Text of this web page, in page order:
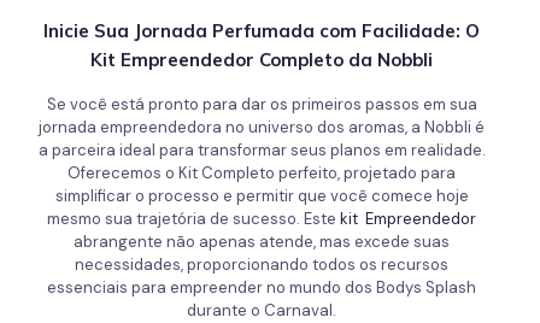
Inicie Sua Jornada Perfumada com Facilidade: O
Kit Empreendedor Completo da Nobbli
Se você está pronto para dar os primeiros passos em sua
jornada empreendedora no universo dos aromas, a Nobbli é
a parceira ideal para transformar seus planos em realidade.
Oferecemos o Kit Completo perfeito, projetado para
simplificar o processo e permitir que você comece hoje
mesmo sua trajetória de sucesso. Estekit Empreendedor
abrangente não apenas atende, mas excede suas
necessidades, proporcionando todos os recursos
essenciais para empreender no mundo dos Bodys Splash
durante o Carnaval.